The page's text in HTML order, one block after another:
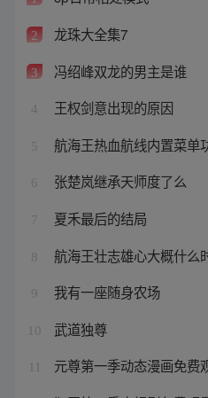
2 龙珠大全集7
3 冯绍峰双龙的男主是谁
4 王权剑意出现的原因
5 航海王热血航线内置菜单
6 张楚岚继承天师度了么
7 夏禾最后的结局
8 航海王壮志雄心大概什么
9 我有一座随身农场
10 武道独尊
元尊第一季动态漫画免费